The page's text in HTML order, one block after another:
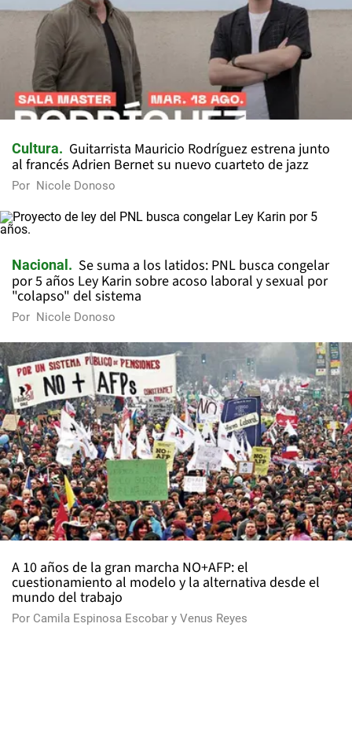
Cultura
Guitarrista Mauricio Rodríguez estrena junto
al francés Adrien Bernet su nuevo cuarteto de jazz
Por Nicole Donoso
Nacional
Se suma a los latidos: PNL busca congelar
por 5 años Ley Karin sobre acoso laboral y sexual por
"colapso" del sistema
Por Nicole Donoso
A 10 años de la gran marcha NO+AFP: el
cuestionamiento al modelo y la alternativa desde el
mundo del trabajo
Por Camila Espinosa Escobar y Venus Reyes